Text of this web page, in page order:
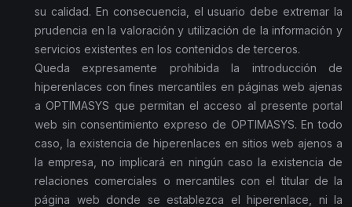
su calidad. En consecuencia, el usuario debe extremar la
prudencia en la valoración y utilización de la información y
servicios existentes en los contenidos de terceros.
Queda expresamente prohibida la introducción de
hiperenlaces con fines mercantiles en páginas web ajenas
a OPTIMASYS que permitan el acceso al presente portal
web sin consentimiento expreso de OPTIMASYS. En todo
caso, la existencia de hiperenlaces en sitios web ajenos a
la empresa, no implicará en ningún caso la existencia de
relaciones comerciales o mercantiles con el titular de la
página web donde se establezca el hiperenlace, ni la